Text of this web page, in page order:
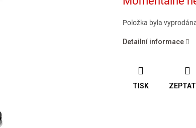
cena:
Položka byla
Detailní informace
TISK